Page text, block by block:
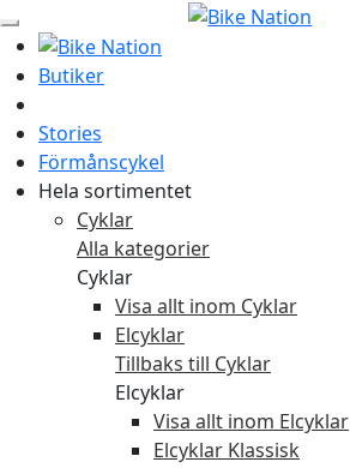
Butiker
Stories
Förmånscykel
Hela sortimentet
Cyklar
Alla kategorier
Cyklar
Visa allt inom Cyklar
Elcyklar
Tillbaks till Cyklar
Elcyklar
Visa allt inom Elcyklar
Elcyklar Klassisk